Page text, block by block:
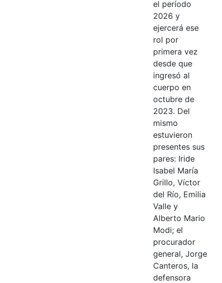
el período
2026 y
ejercerá ese
rol por
primera vez
desde que
ingresó al
cuerpo en
octubre de
2023. Del
mismo
estuvieron
presentes sus
pares: Iride
Isabel María
Grillo, Víctor
del Río, Emilia
Valle y
Alberto Mario
Modi; el
procurador
general, Jorge
Canteros, la
defensora